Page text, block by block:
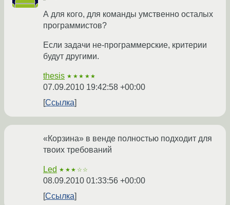
А для кого, для команды умственно осталых
программистов?
Если задачи не-программерские, критерии
будут другими.
thesis ★★★★★
07.09.2010 19:42:58 +00:00
Ссылка
«Корзина» в венде полностью подходит для
твоих требований
Led ★★★☆☆
08.09.2010 01:33:56 +00:00
Ссылка